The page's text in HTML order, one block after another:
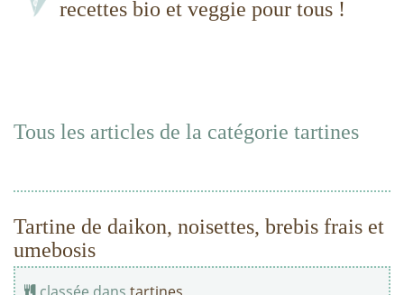
recettes bio et veggie pour tous !
Tous les articles de la catégorie tartines
Tartine de daikon, noisettes, brebis frais et
umebosis